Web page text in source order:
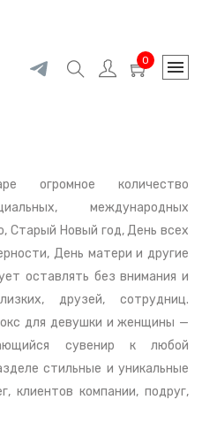
0
огромное количество
международных
Старый Новый год, День всех
День матери и другие
оставлять без внимания и
друзей, сотрудниц.
для девушки и женщины —
сувенир к любой
стильные и уникальные
клиентов компании, подруг,